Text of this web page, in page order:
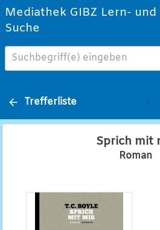
Mediathek GIBZ Lern-
Suche
Suchbegriff(e) eingeben
Trefferliste
Sprich mit
Roman